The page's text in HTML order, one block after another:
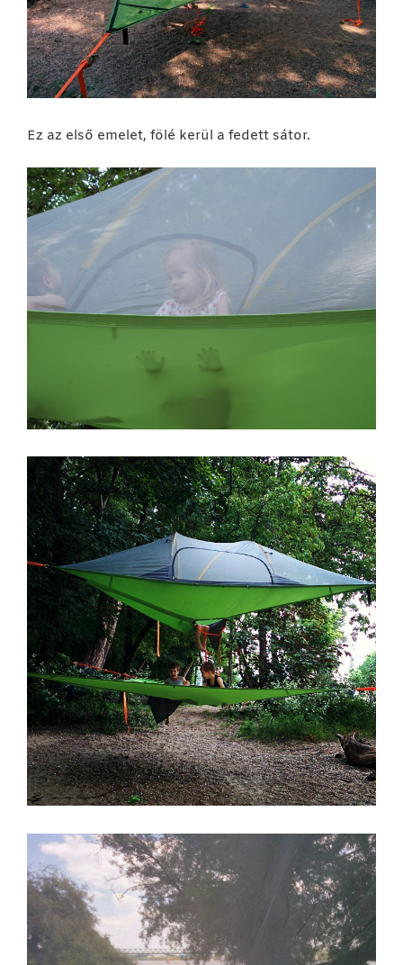
Ez az első emelet, fölé kerül a fedett sátor.